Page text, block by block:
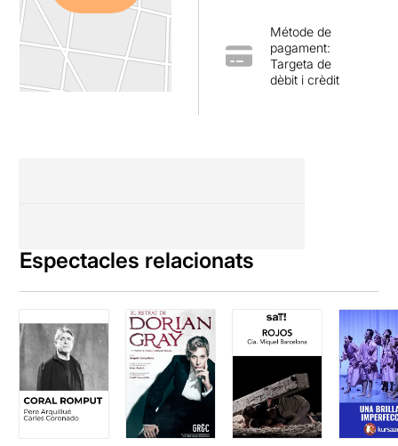
Métode de
pagament:
Targeta de
dèbit i crèdit
Espectacles relacionats